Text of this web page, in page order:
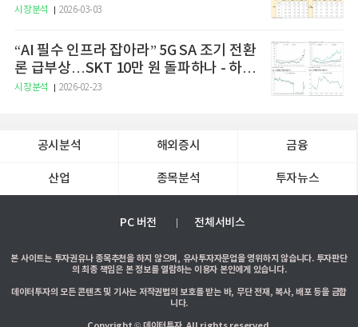
시장분석 2026-03-03
“AI 필수 인프라 잡아라” 5G SA 조기 전환
론 급부상…SKT 10만 원 돌파하나 - 하나
증권
시장분석 2026-02-23
공시분석 해외증시 금융
산업 종목분석 투자뉴스
PC 버전 전체서비스
본 사이트는 투자권유나 종목추천을 하지 않으며, 유사투자자문업을 영위하지 않습니다. 투자판단
의 최종 책임은 본 정보를 열람하는 이용자 본인에게 있습니다.
데이터투자의 모든 콘텐츠 및 기사는 저작권법의 보호를 받는 바, 무단 전재, 복사, 배포 등을 금합
니다.